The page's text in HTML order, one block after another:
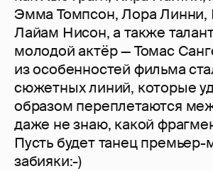
Эмма Томпсон, Лора Линни,
Лайам Нисон, а также
молодой актёр — Томас
из особенностей фильма
сюжетных линий, которые
образом переплетаются
даже не знаю, какой
Пусть будет танец
забияки:-)